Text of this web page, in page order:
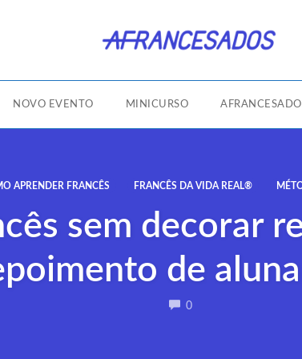
NOVO EVENTO MINICURSO
APRENDER FRANCÊS FRANCÊS DA VIDA REAL®
sem decorar
de
0COMMENTS